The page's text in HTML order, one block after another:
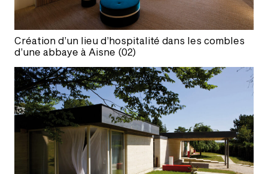
Création d’un lieu d’hospitalité dans les combles
d’une abbaye à Aisne (02)